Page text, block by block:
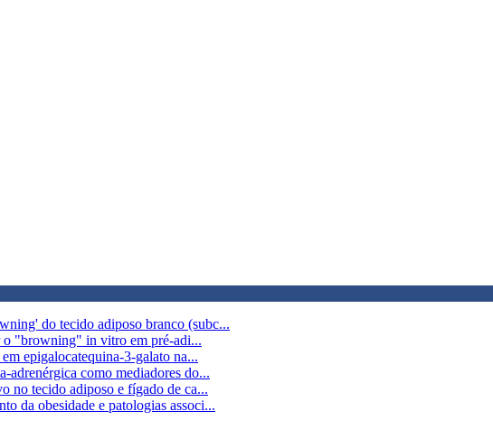
do tecido adiposo branco (subc...
o "browning" in vitro em pré-adi...
epigalocatequina-3-galato na...
adrenérgica como mediadores do...
no tecido adiposo e fígado de ca...
da obesidade e patologias associ...